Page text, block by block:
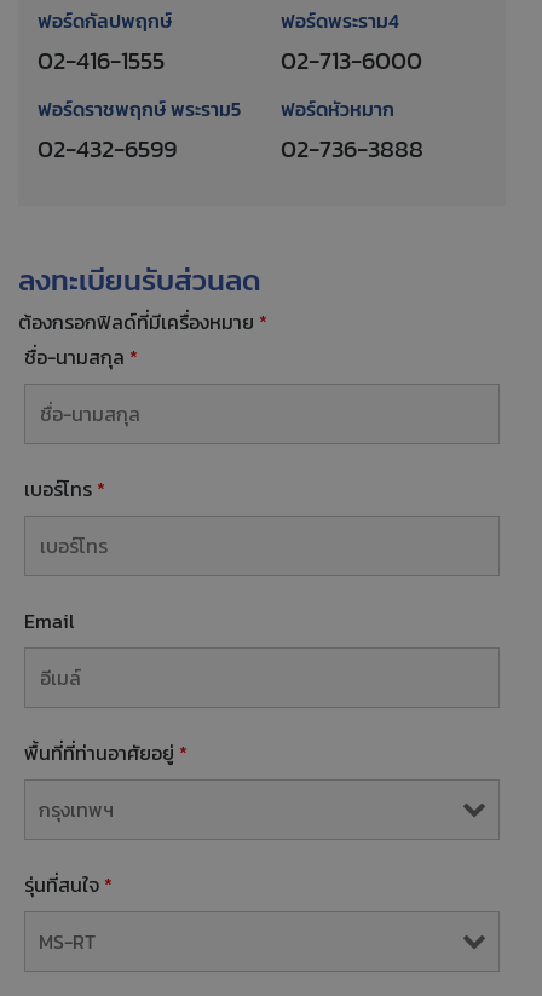
ฟอร์ดกัลปพฤกษ์
02-416-1555
ฟอร์ดพระราม4
02-713-6000
ฟอร์ดราชพฤกษ์ พระราม5
02-432-6599
ฟอร์ดหัวหมาก
02-736-3888
ลงทะเบียนรับส่วนลด
ต้องกรอกฟิลด์ที่มีเครื่องหมาย *
ชื่อ-นามสกุล *
เบอร์โทร *
Email
พื้นที่ที่ท่านอาศัยอยู่ *
รุ่นที่สนใจ *